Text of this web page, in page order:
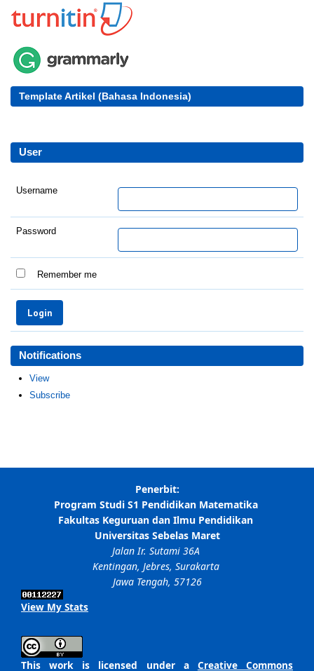
Template Artikel (Bahasa Indonesia)
User
Username
Password
Remember me
Notifications
View
Subscribe
View My Stats
This work is licensed under a Creative Commons